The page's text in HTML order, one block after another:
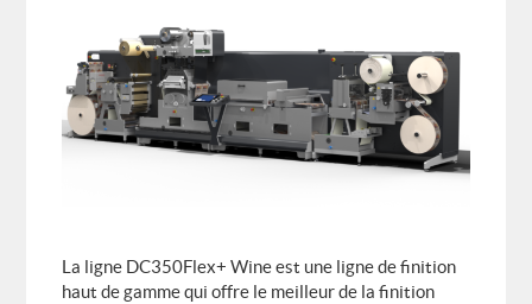
DES EXPERTS À VOTRE ÉCOUTE
Fabrice VERNAY
fv@digitaletiq.com
La ligne DC350Flex+ Wine est une ligne de finition
haut de gamme qui offre le meilleur de la finition